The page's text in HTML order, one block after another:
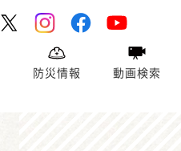
防災情報 動画検索